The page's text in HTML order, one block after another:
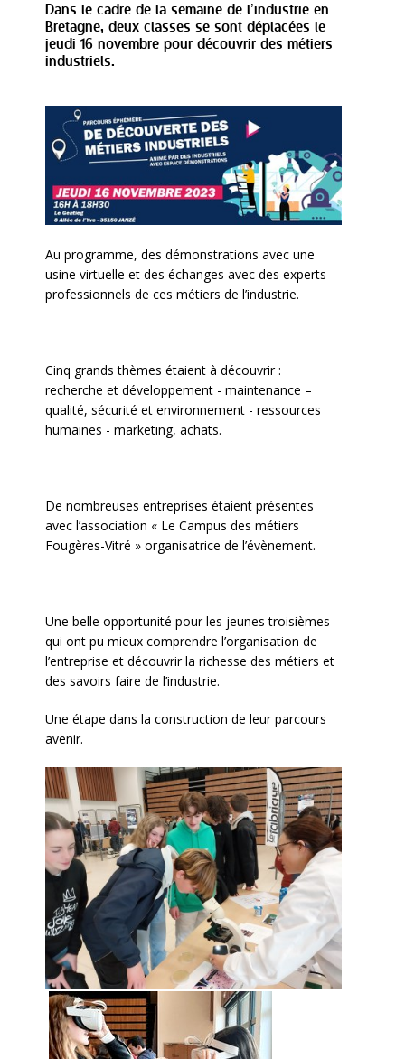
Dans le cadre de la semaine de l’industrie en
Bretagne, deux classes se sont déplacées le
jeudi 16 novembre pour découvrir des métiers
industriels.
Au programme, des démonstrations avec une
usine virtuelle et des échanges avec des experts
professionnels de ces métiers de l’industrie.
Cinq grands thèmes étaient à découvrir :
recherche et développement - maintenance –
qualité, sécurité et environnement - ressources
humaines - marketing, achats.
De nombreuses entreprises étaient présentes
avec l’association « Le Campus des métiers
Fougères-Vitré » organisatrice de l’évènement.
Une belle opportunité pour les jeunes troisièmes
qui ont pu mieux comprendre l’organisation de
l’entreprise et découvrir la richesse des métiers et
des savoirs faire de l’industrie.
Une étape dans la construction de leur parcours
avenir.